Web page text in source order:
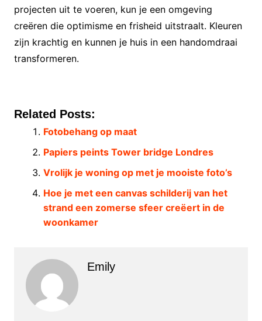
projecten uit te voeren, kun je een omgeving
creëren die optimisme en frisheid uitstraalt. Kleuren
zijn krachtig en kunnen je huis in een handomdraai
transformeren.
Related Posts:
Fotobehang op maat
Papiers peints Tower bridge Londres
Vrolijk je woning op met je mooiste foto’s
Hoe je met een canvas schilderij van het
strand een zomerse sfeer creëert in de
woonkamer
Emily